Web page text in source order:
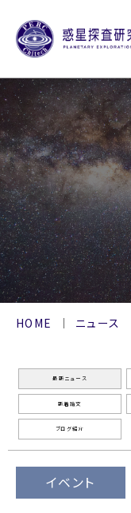
HOME ニュース
最新ニュース
新着論文
ブログ紹介
イベント